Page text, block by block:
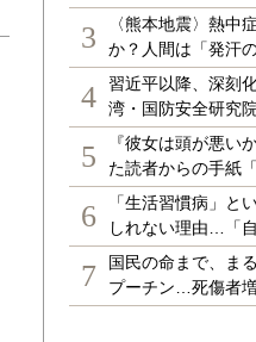
3
〈熊本地震〉熱中
か？人間は「発汗
4
習近平以降、深刻
湾・国防安全研究
5
『彼女は頭が悪い
た読者からの手紙
6
「生活習慣病」と
しれない理由…「
7
国民の命まで、ま
プーチン…死傷者